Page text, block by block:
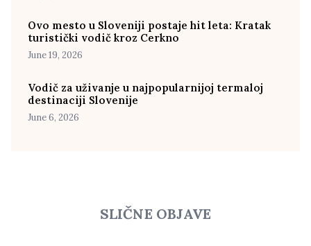
Ovo mesto u Sloveniji postaje hit leta: Kratak
turistički vodič kroz Cerkno
June 19, 2026
Vodič za uživanje u najpopularnijoj termaloj
destinaciji Slovenije
June 6, 2026
SLIČNE OBJAVE